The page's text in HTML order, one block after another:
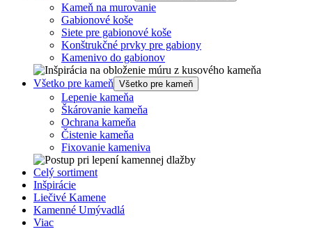
Kameň na murovanie
Gabionové koše
Siete pre gabionové koše
Konštrukčné prvky pre gabiony
Kamenivo do gabionov
Všetko pre kameň Všetko pre kameň
Lepenie kameňa
Škárovanie kameňa
Ochrana kameňa
Čistenie kameňa
Fixovanie kameniva
Celý sortiment
Inšpirácie
Liečivé Kamene
Kamenné Umývadlá
Viac